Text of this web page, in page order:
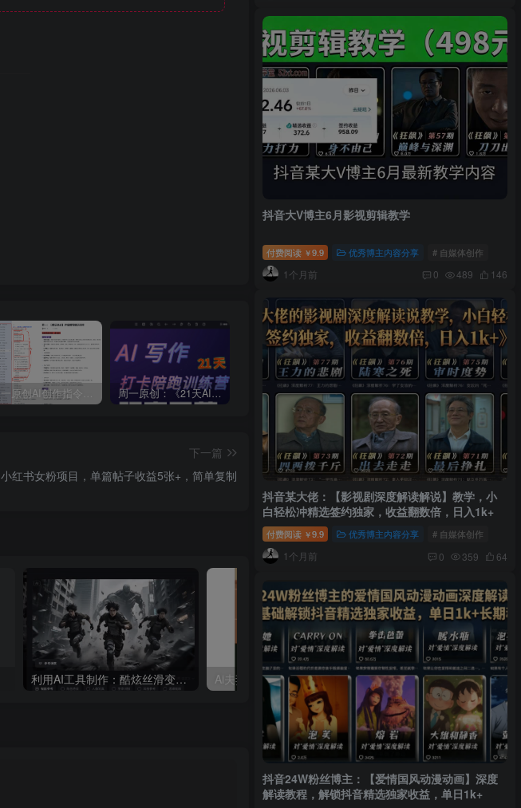
周一原创AI创作指令词：30+个领域赛道的创作提示词集合 周一原创：《21天AI写作打卡陪跑训练营》全部内容讲解！（网站会员免费学习…） 小说推文：曼波推文玩法，起号快，流量猛，一天收益1k+ “不略”爆火简笔画书单号项目拆解，利用AI快速制作简笔画书单视频
下一篇
小红书女粉项目，单篇帖子收益5张+，简单复制
利用AI工具制作：酷炫丝滑变装视频，流量爆炸，轻松日入5张+ Ai夫妻搞笑对话，动画短视频五分钟做一条
抖音大V博主6月影视剪辑教学
付费阅读 ￥9.9 优秀博主内容分享 # 自媒体创作
1个月前 0 489 146
抖音某大佬：【影视剧深度解读解说】教学，小
白轻松冲精选签约独家，收益翻数倍，日入1k+
付费阅读 ￥9.9 优秀博主内容分享 # 自媒体创作
1个月前 0 359 64
抖音24W粉丝博主：【爱情国风动漫动画】深度
解读教程，解锁抖音精选独家收益，单日1k+